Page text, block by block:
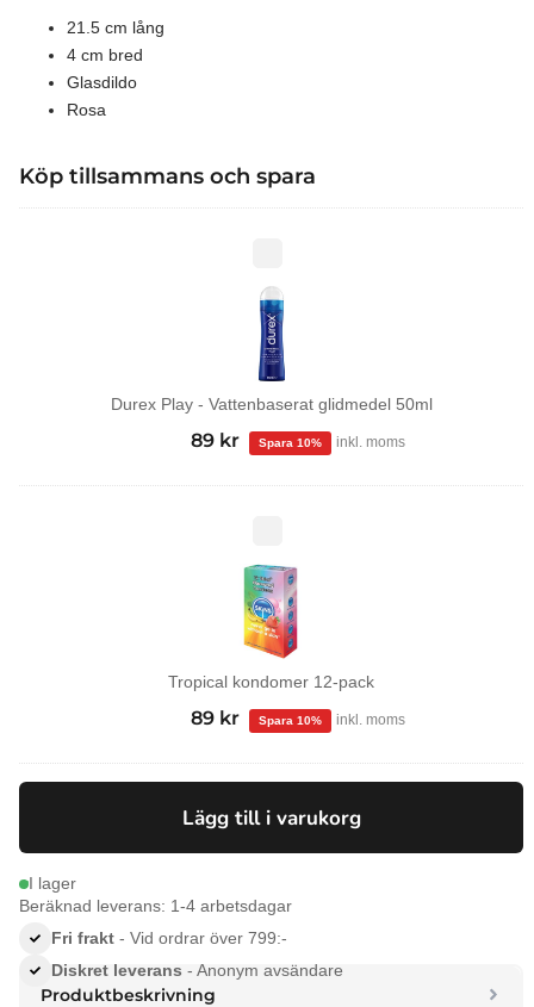
21.5 cm lång
4 cm bred
Glasdildo
Rosa
Köp tillsammans och spara
Vattenbaserat
glidmedel
50ml
Durex Play - Vattenbaserat glidmedel 50ml
Det
priset
89 kr
Det
priset
inkl. moms
pack
Tropical kondomer 12-pack
Det
priset
99 kr.
89 kr
Det
priset
89 kr.
inkl. moms
Lägg till i varukorg
I lager
Beräknad leverans: 1-4 arbetsdagar
Fri frakt - Vid ordrar över 799:-
Diskret leverans - Anonym avsändare
Produktbeskrivning